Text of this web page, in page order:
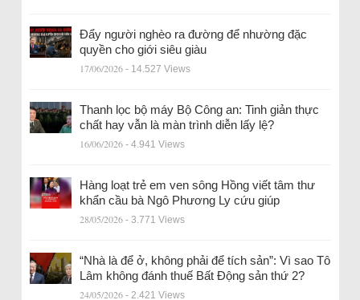
Đẩy người nghèo ra đường để nhường đặc
quyền cho giới siêu giàu
17/06/2026 - 14.527 Views
Thanh lọc bộ máy Bộ Công an: Tinh giản thực
chất hay vẫn là màn trình diễn lấy lệ?
16/06/2026 - 4.941 Views
Hàng loạt trẻ em ven sông Hồng viết tâm thư
khẩn cầu bà Ngô Phương Ly cứu giúp
28/05/2026 - 3.771 Views
“Nhà là để ở, không phải để tích sản”: Vì sao Tô
Lâm không đánh thuế Bất Động sản thứ 2?
24/05/2026 - 2.421 Views